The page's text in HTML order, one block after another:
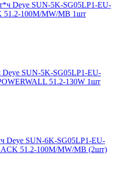
Deye SUN-5K-SG05LP1-EU-
51.2-100M/MW/MB 1шт
SUN-5K-SG05LP1-EU-
51.2-130W 1шт
SUN-6K-SG05LP1-EU-
51.2-100M/MW/MB (2шт)